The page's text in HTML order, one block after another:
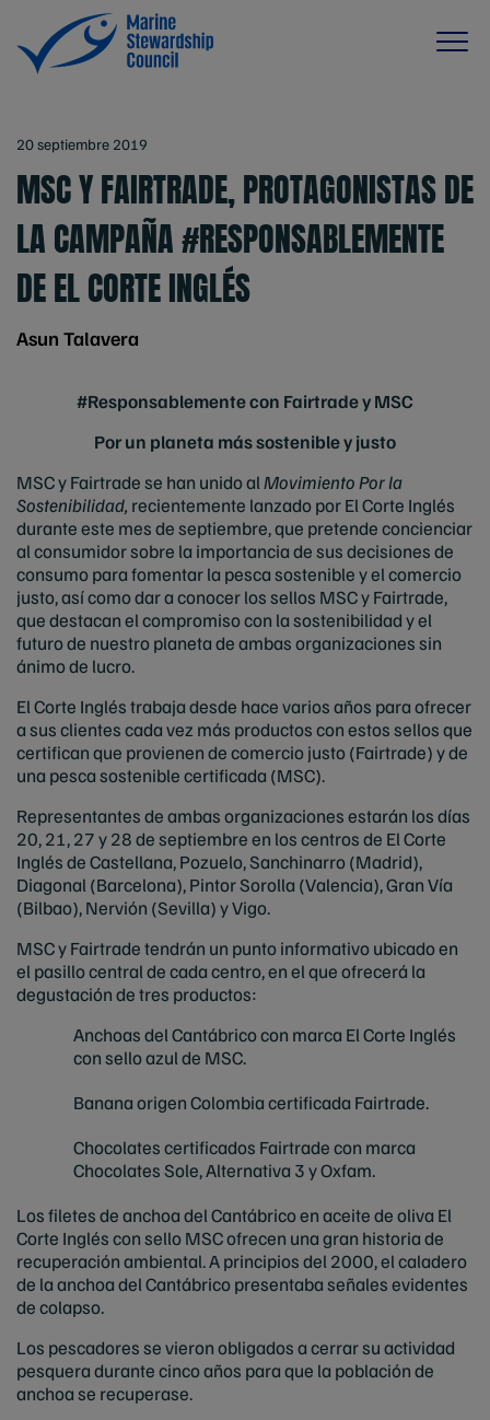
20 septiembre 2019
MSC Y FAIRTRADE, PROTAGONISTAS DE
LA CAMPAÑA #RESPONSABLEMENTE
DE EL CORTE INGLÉS
Asun Talavera
#Responsablemente con Fairtrade y MSC
Por un planeta más sostenible y justo
MSC y Fairtrade se han unido al Movimiento Por la
Sostenibilidad, recientemente lanzado por El Corte Inglés
durante este mes de septiembre, que pretende concienciar
al consumidor sobre la importancia de sus decisiones de
consumo para fomentar la pesca sostenible y el comercio
justo, así como dar a conocer los sellos MSC y Fairtrade,
que destacan el compromiso con la sostenibilidad y el
futuro de nuestro planeta de ambas organizaciones sin
ánimo de lucro.
El Corte Inglés trabaja desde hace varios años para ofrecer
a sus clientes cada vez más productos con estos sellos que
certifican que provienen de comercio justo (Fairtrade) y de
una pesca sostenible certificada (MSC).
Representantes de ambas organizaciones estarán los días
20, 21, 27 y 28 de septiembre en los centros de El Corte
Inglés de Castellana, Pozuelo, Sanchinarro (Madrid),
Diagonal (Barcelona), Pintor Sorolla (Valencia), Gran Vía
(Bilbao), Nervión (Sevilla) y Vigo.
MSC y Fairtrade tendrán un punto informativo ubicado en
el pasillo central de cada centro, en el que ofrecerá la
degustación de tres productos:
Anchoas del Cantábrico con marca El Corte Inglés
con sello azul de MSC.
Banana origen Colombia certificada Fairtrade.
Chocolates certificados Fairtrade con marca
Chocolates Sole, Alternativa 3 y Oxfam.
Los filetes de anchoa del Cantábrico en aceite de oliva El
Corte Inglés con sello MSC ofrecen una gran historia de
recuperación ambiental. A principios del 2000, el caladero
de la anchoa del Cantábrico presentaba señales evidentes
de colapso.
Los pescadores se vieron obligados a cerrar su actividad
pesquera durante cinco años para que la población de
anchoa se recuperase.